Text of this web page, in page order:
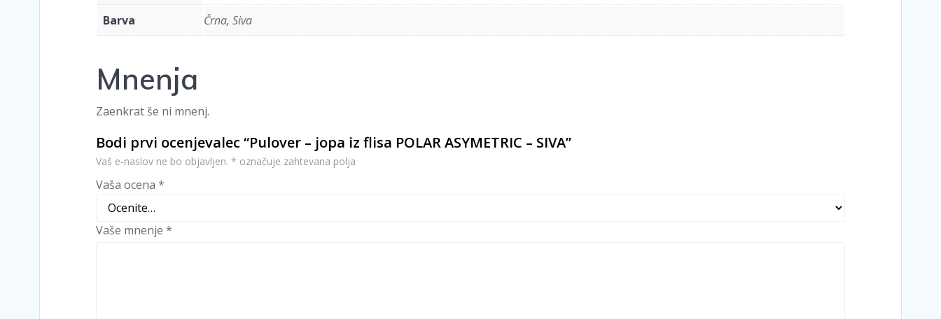
Barva
Črna, Siva
Mnenja
Zaenkrat še ni mnenj.
Bodi prvi ocenjevalec “Pulover – jopa iz flisa POLAR ASYMETRIC – SIVA”
Vaš e-naslov ne bo objavljen. * označuje zahtevana polja
Vaša ocena *
Vaše mnenje *